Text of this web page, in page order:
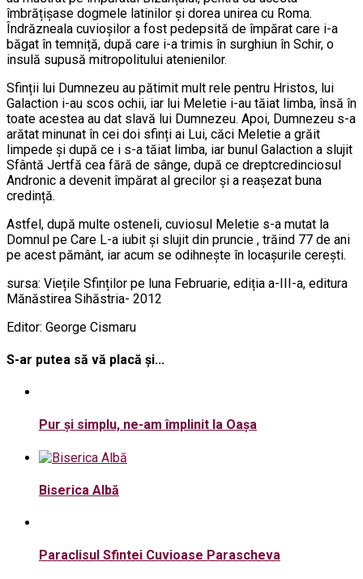
îmbrățișase dogmele latinilor și dorea unirea cu Roma.
Îndrăzneala cuvioșilor a fost pedepsită de împărat care i-a
băgat în temniță, după care i-a trimis în surghiun în Schir, o
insulă supusă mitropolitului atenienilor.
Sfinții lui Dumnezeu au pătimit mult rele pentru Hristos, lui
Galaction i-au scos ochii, iar lui Meletie i-au tăiat limba, însă în
toate acestea au dat slavă lui Dumnezeu. Apoi, Dumnezeu s-a
arătat minunat în cei doi sfinți ai Lui, căci Meletie a grăit
limpede și după ce i s-a tăiat limba, iar bunul Galaction a slujit
Sfântă Jertfă cea fără de sânge, după ce dreptcredinciosul
Andronic a devenit împărat al grecilor și a reașezat buna
credință.
Astfel, după multe osteneli, cuviosul Meletie s-a mutat la
Domnul pe Care L-a iubit și slujit din pruncie , trăind 77 de ani
pe acest pământ, iar acum se odihnește în locașurile cerești.
sursa: Viețile Sfinților pe luna Februarie, ediția a-III-a, editura
Mănăstirea Sihăstria- 2012
Editor: George Cismaru
S-ar putea să vă placă și...
Pur şi simplu, ne-am împlinit la Oaşa
Biserica Albă
Paraclisul Sfintei Cuvioase Parascheva